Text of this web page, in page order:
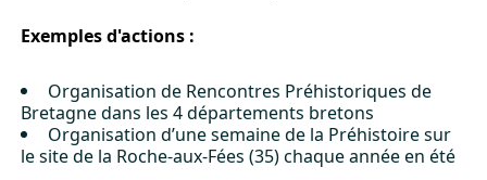
Exemples d'actions :
Organisation de Rencontres Préhistoriques de
Bretagne dans les 4 départements bretons
Organisation d’une semaine de la Préhistoire sur
le site de la Roche-aux-Fées (35) chaque année en été